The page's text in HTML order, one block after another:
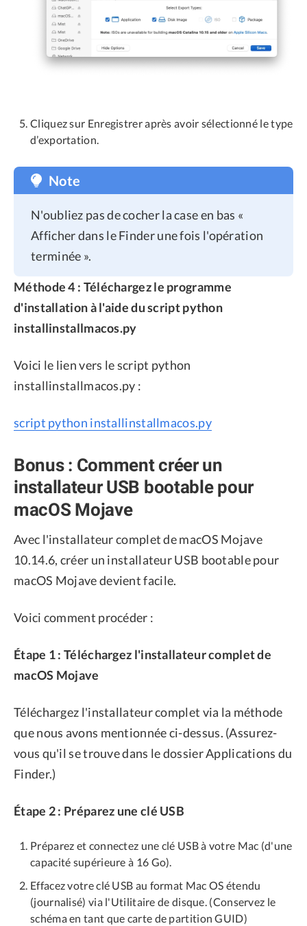
Cliquez sur Enregistrer après avoir sélectionné le type
d’exportation.
Note
N'oubliez pas de cocher la case en bas «
Afficher dans le Finder une fois l'opération
terminée ».
Méthode 4 : Téléchargez le programme
d'installation à l'aide du script python
installinstallmacos.py
Voici le lien vers le script python
installinstallmacos.py :
script python installinstallmacos.py
Bonus : Comment créer un
installateur USB bootable pour
macOS Mojave
Avec l'installateur complet de macOS Mojave
10.14.6, créer un installateur USB bootable pour
macOS Mojave devient facile.
Voici comment procéder :
Étape 1 : Téléchargez l'installateur complet de
macOS Mojave
Téléchargez l'installateur complet via la méthode
que nous avons mentionnée ci-dessus. (Assurez-
vous qu'il se trouve dans le dossier Applications du
Finder.)
Étape 2 : Préparez une clé USB
Préparez et connectez une clé USB à votre Mac (d'une
capacité supérieure à 16 Go).
Effacez votre clé USB au format Mac OS étendu
(journalisé) via l'Utilitaire de disque. (Conservez le
schéma en tant que carte de partition GUID)